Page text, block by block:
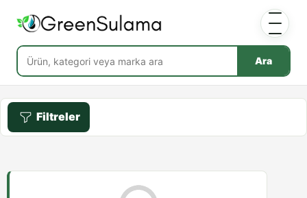
Ara
Filtreler